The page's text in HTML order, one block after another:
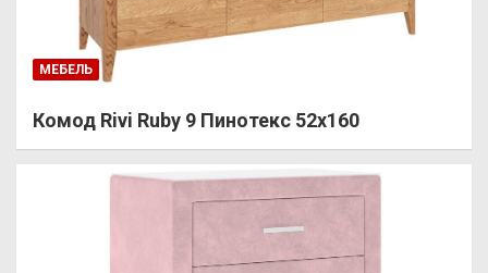
МЕБЕЛЬ
Комод Rivi Ruby 9 Пинотекс 52х160